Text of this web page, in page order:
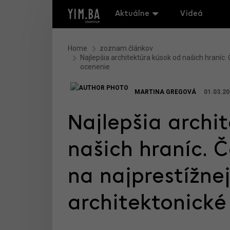
Aktuálne Videá
Home
zoznam článkov
Najlepšia architektúra kúsok od našich
ocenenie
MARTINA GREGOVÁ
Najlepšia
našich hraníc.
na